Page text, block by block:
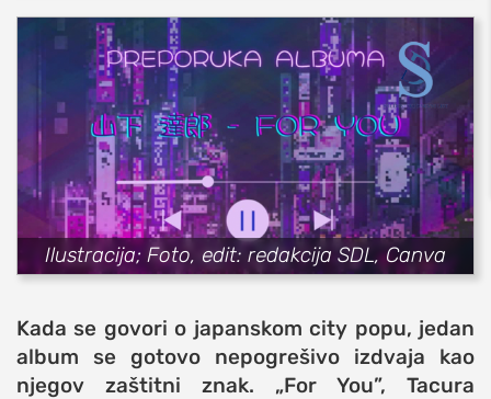
prijava
SEKCIJE
društvo
kultura
sport
fudbal
košarka
rukomet
e-sport
ostali sportovi
Ilustracija; Foto, edit: redakcija SDL, Canva
Kada se govori o japanskom city popu, jedan
album se gotovo nepogrešivo izdvaja kao
njegov zaštitni znak. „For You”, Tacura